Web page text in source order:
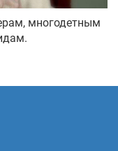
многодетным